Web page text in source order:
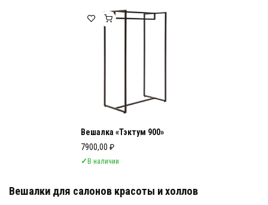
Вешалка «Тэктум 900»
7900,00 ₽
✓В наличии
Вешалки для салонов красоты и холлов